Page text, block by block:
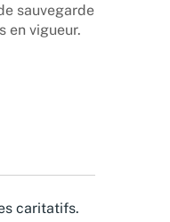
sauvegarde
en vigueur.
caritatifs.